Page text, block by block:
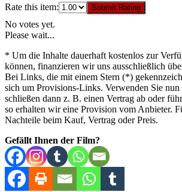
Rate this item: Submit Rating
No votes yet.
Please wait...
* Um die Inhalte dauerhaft kostenlos zur
können, finanzieren wir uns ausschließlich
Bei Links, die mit einem Stern (*)
sich um Provisions-Links. Verwenden Sie
schließen dann z. B. einen Vertrag ab oder
so erhalten wir eine Provision vom Anbieter.
Nachteile beim Kauf, Vertrag oder Preis.
Gefällt Ihnen der Film?